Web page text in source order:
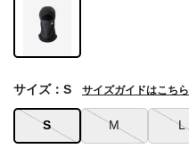
S M L
サイズ：S サイズガイドはこちら